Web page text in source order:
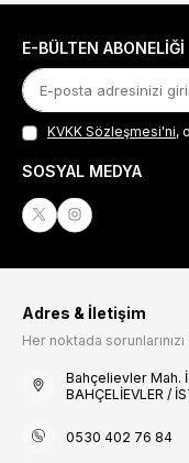
E-BÜLTEN ABONELIĞI
KVKK Sözleşmesi'ni,
SOSYAL MEDYA
Adres & İletişim
Her noktada
Bahçelievler Mah.
BAHÇELİEVLER /
0530 402 76 84